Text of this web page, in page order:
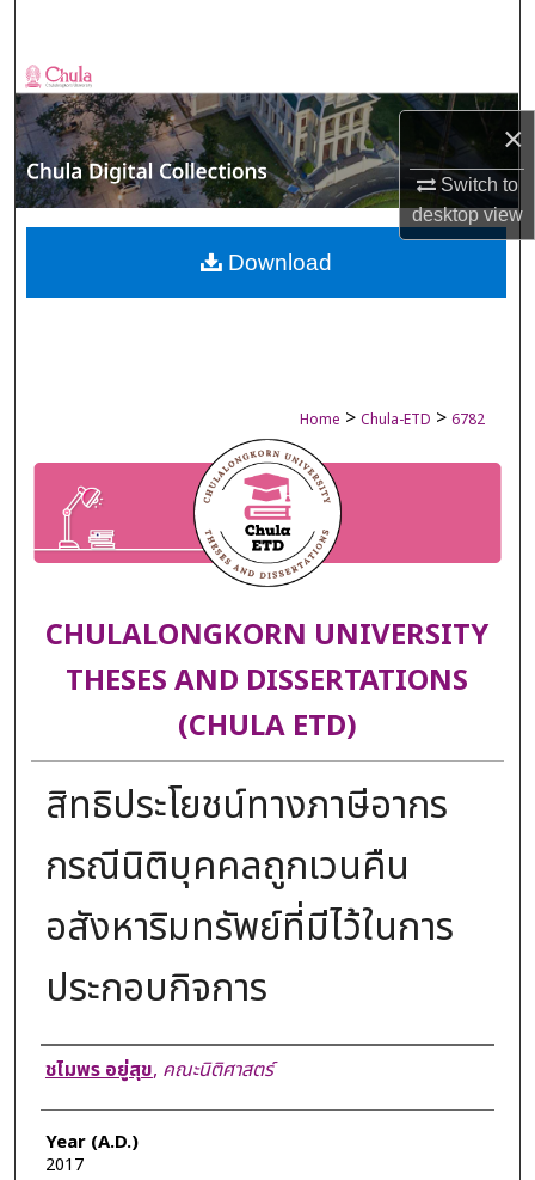
×
Switch to
desktopview
Browse Collections
My Account
About
Digital Commons Network™
Home > Chula-ETD > 6782
CHULALONGKORN UNIVERSITY
THESES AND DISSERTATIONS
(CHULA ETD)
สิทธิประโยชน์ทางภาษีอากร
กรณีนิติบุคคลถูกเวนคืน
อสังหาริมทรัพย์ที่มีไว้ในการ
ประกอบกิจการ
Author
ชไมพร อยู่สุข, คณะนิติศาสตร์
Year (A.D.)
2017
Download